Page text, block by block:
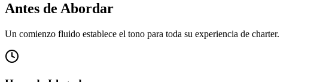
Antes de Abordar
Un comienzo fluido establece el tono para toda su experiencia de charter.